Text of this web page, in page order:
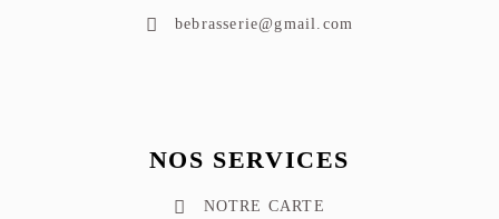
bebrasserie@gmail.com
NOS SERVICES
NOTRE CARTE